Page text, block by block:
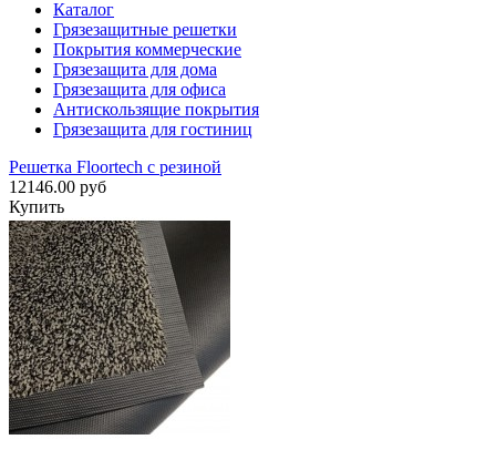
Каталог
Грязезащитные решетки
Покрытия коммерческие
Грязезащита для дома
Грязезащита для офиса
Антискользящие покрытия
Грязезащита для гостиниц
Решетка Floortech с резиной
12146.00 руб
Купить